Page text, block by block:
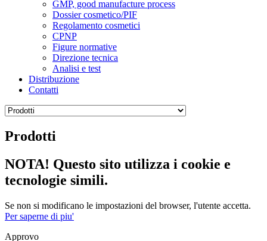
GMP, good manufacture process
Dossier cosmetico/PIF
Regolamento cosmetici
CPNP
Figure normative
Direzione tecnica
Analisi e test
Distribuzione
Contatti
Prodotti
NOTA! Questo sito utilizza i cookie e
tecnologie simili.
Se non si modificano le impostazioni del browser, l'utente accetta.
Per saperne di piu'
Approvo